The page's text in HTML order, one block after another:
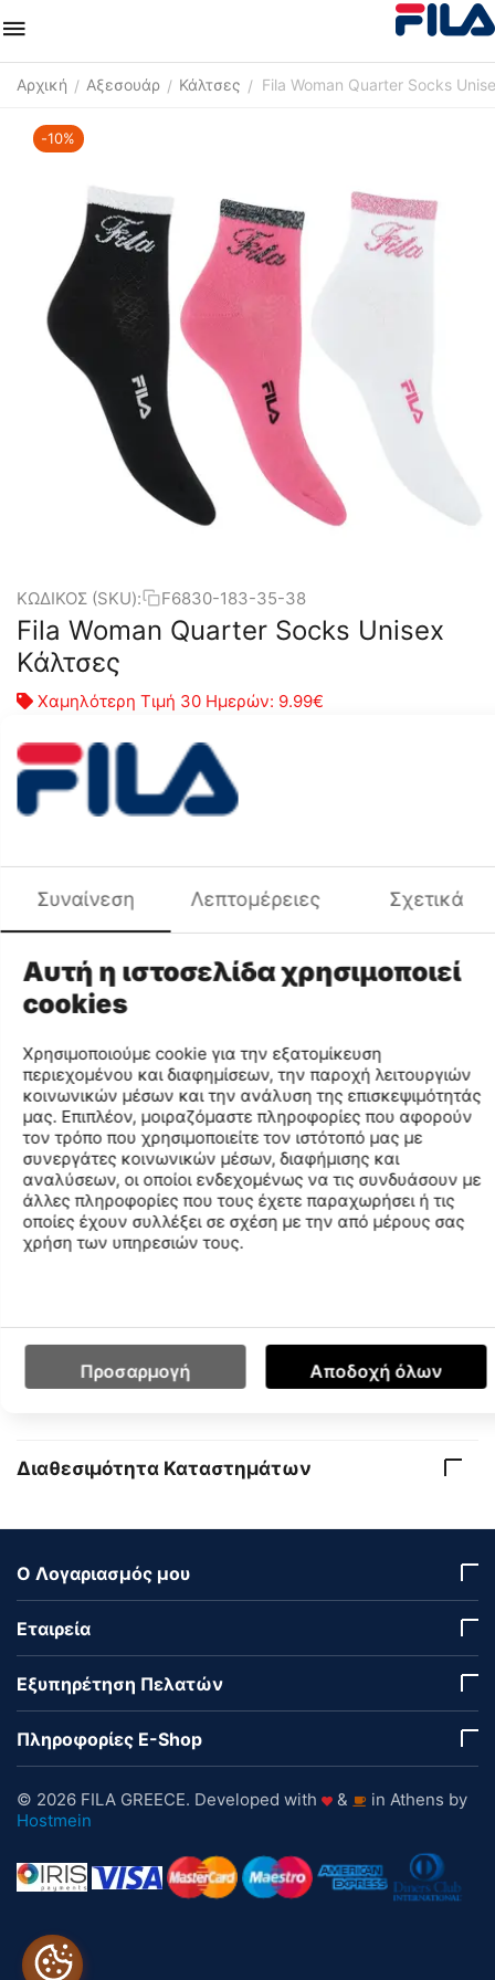
Αρχική / Αξεσουάρ / Κάλτσες / Fila Woman Quarter Socks
-10%
ΚΩΔΙΚΟΣ (SKU): F6830-183-35-38
Fila Woman Quarter Socks Unisex
Κάλτσες
Χαμηλότερη Τιμή 30 Ημερών: 9.99€
Μέγεθος:
35-38
39-42
+
− Προσθήκη στο Καλάθι
Προσθήκη στη Λίστα Αγαπημένων Σύγκριση
Χρωματική Ομάδα
Ροζ
Φύλο
ΓΥΝΑΙΚΑ
Μάρκα
FILA
Χρωματική Ομάδα
Ροζ
Κωδικός MPN
F6830-183
Κωδικός
F6830
Μέγεθος
35-38
Κωδικός Χρώματος
183
2%ELASTANE
Find similar
Διαθεσιμότητα Καταστημάτων
Ο Λογαριασμός μου
Εταιρεία
Εξυπηρέτηση Πελατών
Πληροφορίες E-Shop
© 2026 FILA GREECE. Developed with &
in Athens by
Hostmein
Συναίνεση Λεπτομέρειες Σχετικά
Αυτή η ιστοσελίδα χρησιμοποιεί
cookies
Χρησιμοποιούμε cookie για την εξατομίκευση
περιεχομένου και διαφημίσεων, την παροχή λειτουργιών
κοινωνικών μέσων και την ανάλυση της επισκεψιμότητάς
μας. Επιπλέον, μοιραζόμαστε πληροφορίες που αφορούν
τον τρόπο που χρησιμοποιείτε τον ιστότοπό μας με
συνεργάτες κοινωνικών μέσων, διαφήμισης και
αναλύσεων, οι οποίοι ενδεχομένως να τις συνδυάσουν με
άλλες πληροφορίες που τους έχετε παραχωρήσει ή τις
οποίες έχουν συλλέξει σε σχέση με την από μέρους σας
χρήση των υπηρεσιών τους.
Προσαρμογή Αποδοχή όλων